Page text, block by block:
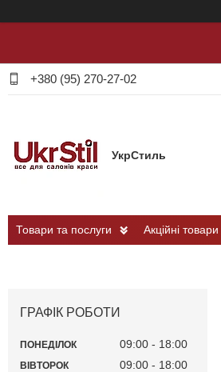
+380 (95) 270-27-02
УкрСтиль
Товари та послуги Акційні товари
ГРАФІК РОБОТИ
ПОНЕДІЛОК 09:00 18:00
ВІВТОРОК 09:00 18:00